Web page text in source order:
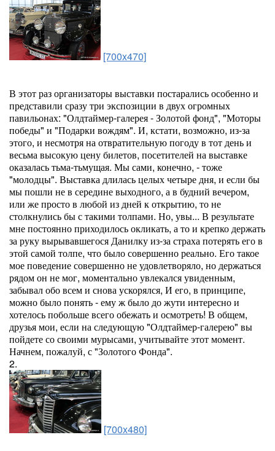
[700x470]
В этот раз организаторы выставки постарались особенно и
представили сразу три экспозиции в двух огромных
павильонах: "Олдтаймер-галерея - Золотой фонд", "Моторы
победы" и "Подарки вождям". И, кстати, возможно, из-за
этого, и несмотря на отвратительную погоду в тот день и
весьма высокую цену билетов, посетителей на выставке
оказалась тьма-тьмущая. Мы сами, конечно, - тоже
"молодцы". Выставка длилась целых четыре дня, и если бы
мы пошли не в середине выходного, а в будний вечером,
или же просто в любой из дней к открытию, то не
столкнулись бы с такими толпами. Но, увы... В результате
мне постоянно приходилось окликать, а то и крепко держать
за руку вырывавшегося Данилку из-за страха потерять его в
этой самой толпе, что было совершенно реально. Его такое
мое поведение совершенно не удовлетворяло, но держаться
рядом он не мог, моментально увлекался увиденным,
забывал обо всем и снова ускорялся, И его, в принципе,
можно было понять - ему ж было до жути интересно и
хотелось побольше всего обежать и осмотреть! В общем,
друзья мои, если на следующую "Олдтаймер-галерею" вы
пойдете со своими мурысами, учитывайте этот момент.
Начнем, пожалуй, с "Золотого Фонда".
2.
[700x480]